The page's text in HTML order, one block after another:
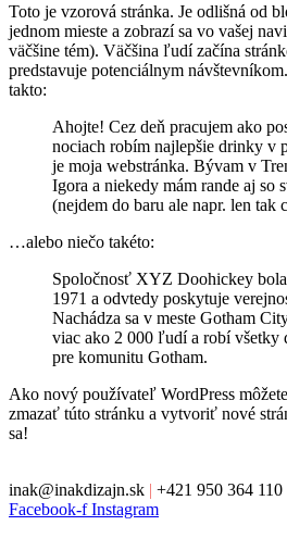
Toto je vzorová stránka. Je odlišná od
jednom mieste a zobrazí sa vo vašej
väčšine tém). Väčšina ľudí začína
predstavuje potenciálnym
takto:
Ahojte! Cez deň pracujem ako
nociach robím najlepšie drinky v
je moja webstránka. Bývam v
Igora a niekedy mám rande aj so
(nejdem do baru ale napr. len tak
…alebo niečo takéto:
Spoločnosť XYZ Doohickey
1971 a odvtedy poskytuje
Nachádza sa v meste Gotham
viac ako 2 000 ľudí a robí všetky
pre komunitu Gotham.
Ako nový používateľ WordPress
zmazať túto stránku a vytvoriť nové
sa!
inak@inakdizajn.sk | +421 950 364 110
Facebook-f Instagram